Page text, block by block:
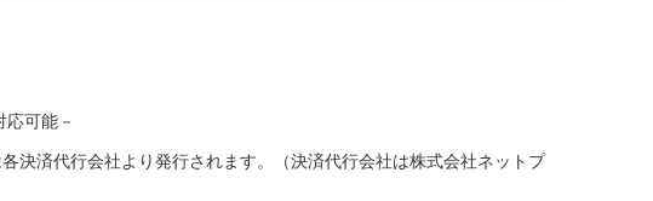
可能－
決済代行会社より発行されます。（決済代行会社は株式会社ネットプ